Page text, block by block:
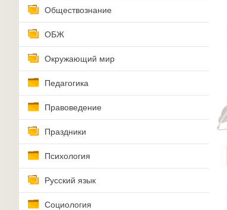
Обществознание
ОБЖ
Окружающий мир
Педагогика
Правоведение
Праздники
Психология
Русский язык
Социология